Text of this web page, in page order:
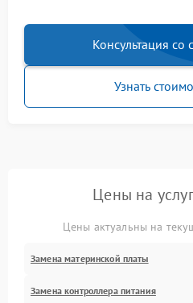
Консультация со
Узнать
Цены на
Цены актуальны на
Замена материнской платы
Замена контроллера питания